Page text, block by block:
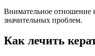
Внимательное отношение
значительных проблем.
Как лечить